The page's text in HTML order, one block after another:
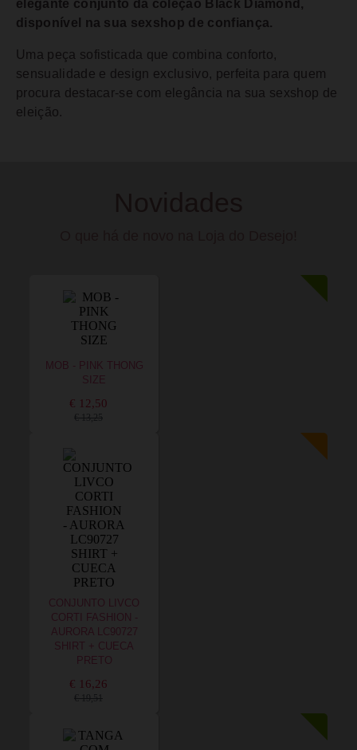
elegante conjunto da coleção Black Diamond,
disponível na sua sexshop de confiança.
Uma peça sofisticada que combina conforto,
sensualidade e design exclusivo, perfeita para quem
procura destacar-se com elegância na sua sexshop de
eleição.
MOB - PINK THONG
SIZE
€ 12,50
€ 13,25
CONJUNTO LIVCO
CORTI FASHION -
AURORA LC90727
SHIRT + CUECA
PRETO
€ 16,26
€ 19,51